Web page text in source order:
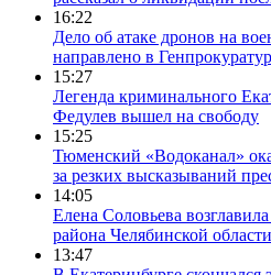
16:22
Дело об атаке дронов на
направлено в
15:27
Легенда криминального
Федулев вышел на свободу
15:25
Тюменский «Водоканал»
за резких высказываний
14:05
Елена Соловьева
района Челябинской области
13:47